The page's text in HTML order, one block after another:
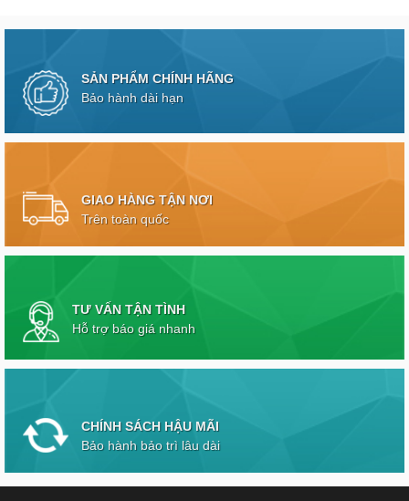
SẢN PHẨM CHÍNH HÃNG
Bảo hành dài hạn
GIAO HÀNG TẬN NƠI
Trên toàn quốc
TƯ VẤN TẬN TÌNH
Hỗ trợ báo giá nhanh
CHÍNH SÁCH HẬU MÃI
Bảo hành bảo trì lâu dài